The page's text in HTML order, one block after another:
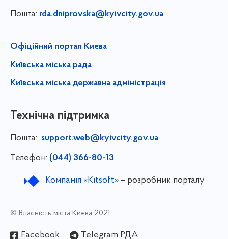
Пошта: rda.dniprovska@kyivcity.gov.ua
Офіційний портал Києва
Київська міська рада
Київська міська державна адміністрація
Технічна підтримка
Пошта: support.web@kyivcity.gov.ua
Телефон: (044) 366-80-13
Компанія «Kitsoft»– розробник порталу
© Власність міста Києва 2021
Facebook Telegram РДА